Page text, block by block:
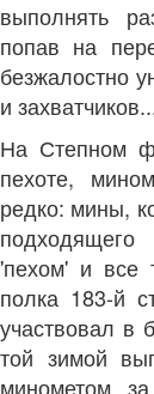
выполнять
попав на
безжалостно
и
На Степном
пехоте,
редко: мины,
'пехом' и все
полка 183-й
участвовал в
той зимой
минометом